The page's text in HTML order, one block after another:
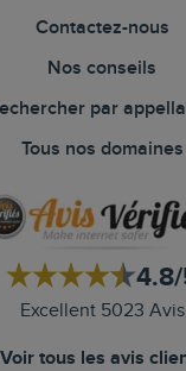
Contactez-nous
Nos conseils
par
Tous nos domaines
Excellent 5023 Avis
Voir tous les avis